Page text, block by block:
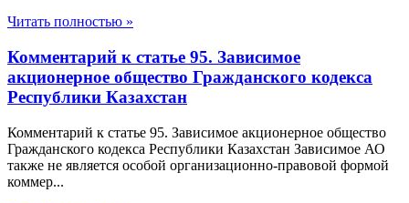
Читать полностью »
Комментарий к статье 95. Зависимое
акционерное общество Гражданского кодекса
Республики Казахстан
Комментарий к статье 95. Зависимое акционерное общество
Гражданского кодекса Республики Казахстан Зависимое АО
также не является особой организационно-правовой формой
коммер...